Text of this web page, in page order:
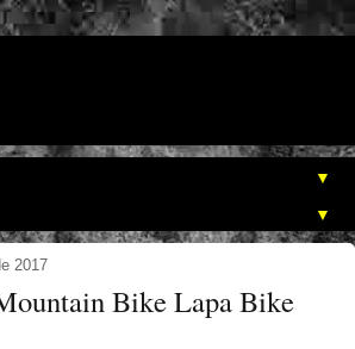
▼
▼
2017
Bike Lapa Bike